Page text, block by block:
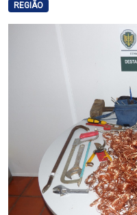
REGIÃO